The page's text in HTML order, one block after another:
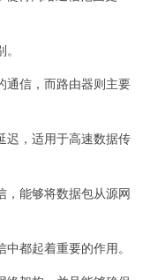
信，而路由器则主要
，适用于高速数据传
能够将数据包从源网
都起着重要的作用。